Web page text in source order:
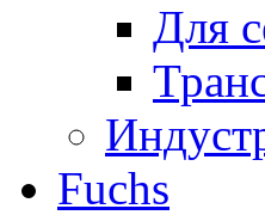
Для
Fuchs